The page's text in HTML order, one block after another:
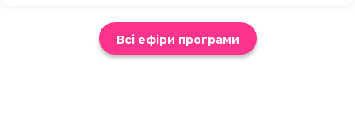
Всі ефіри програми